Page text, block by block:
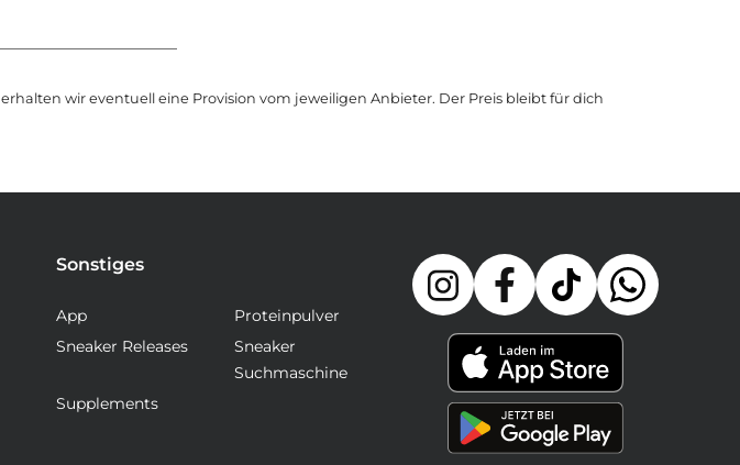
wir eventuell eine Provision vom jeweiligen Anbieter. Der Preis bleibt für dich
Sonstiges
App
Proteinpulver
Sneaker Releases
Sneaker
Suchmaschine
Supplements